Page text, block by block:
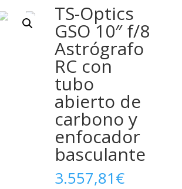
TS-Optics
GSO 10″ f/8
Astrógrafo
RC con
tubo
abierto de
carbono y
enfocador
basculante
3.557,81€